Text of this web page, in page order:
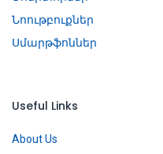
Նոութբուքներ
Սմարթֆոններ
Useful Links
About Us